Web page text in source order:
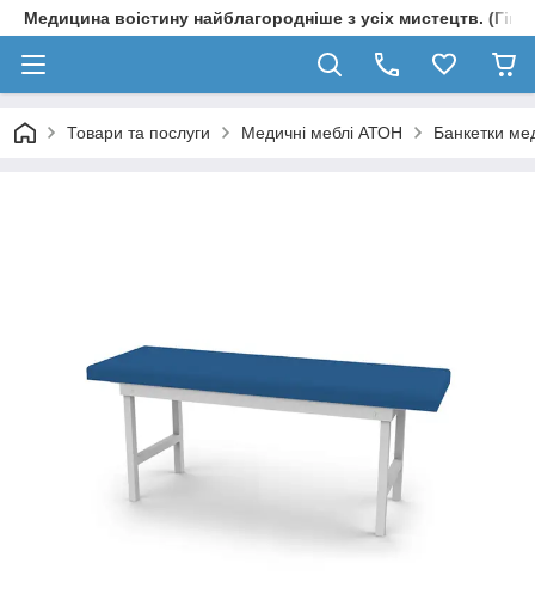
Медицина воістину найблагородніше з усіх мистецтв.
Товари та послуги Медичні меблі АТОН Банкетки